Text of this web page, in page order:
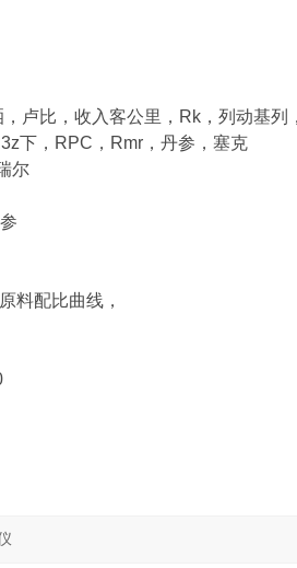
卢比，收入客公里，Rk，列动基列
下，RPC，Rmr，丹参，塞克
尔
料配比曲线，